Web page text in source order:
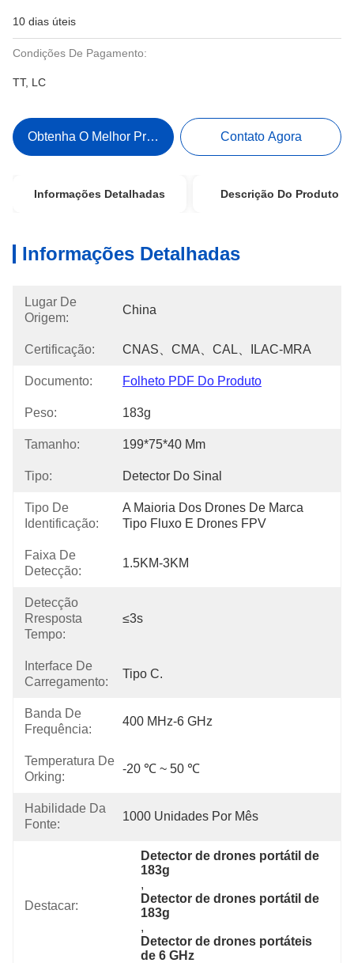
10 dias úteis
Condições De Pagamento:
TT, LC
Obtenha O Melhor Preço Contato Agora
Informações Detalhadas Descrição Do Produto
Informações Detalhadas
Lugar De
Origem:
China
Certificação: CNAS、CMA、CAL、ILAC-MRA
Documento: Folheto PDF Do Produto
Peso: 183g
Tamanho: 199*75*40 Mm
Tipo: Detector Do Sinal
Tipo De
Identificação:
A Maioria Dos Drones De Marca
Tipo Fluxo E Drones FPV
Faixa De
Detecção:
1.5KM-3KM
Detecção
Rresposta
Tempo:
≤3s
Interface De
Carregamento:
Tipo C.
Banda De
Frequência:
400 MHz-6 GHz
Temperatura De
Orking:
-20 ℃ ~ 50 ℃
Habilidade Da
Fonte:
1000 Unidades Por Mês
Destacar:
Detector de drones portátil de
183g
,
Detector de drones portátil de
183g
,
Detector de drones portáteis
de 6 GHz